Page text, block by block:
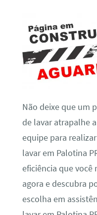
Não deixe que um
de lavar atrapalhe
equipe para
lavar em Palotina
eficiência que você
agora e descubra
escolha em